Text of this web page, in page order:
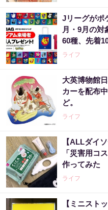
Jリーグがポ
月・9月の対
60種、先着
ライフ
大英博物館
カーを配布
ど。
ライフ
【ALLダイ
「災害用コ
作ってみた
ライフ
【ミニスト